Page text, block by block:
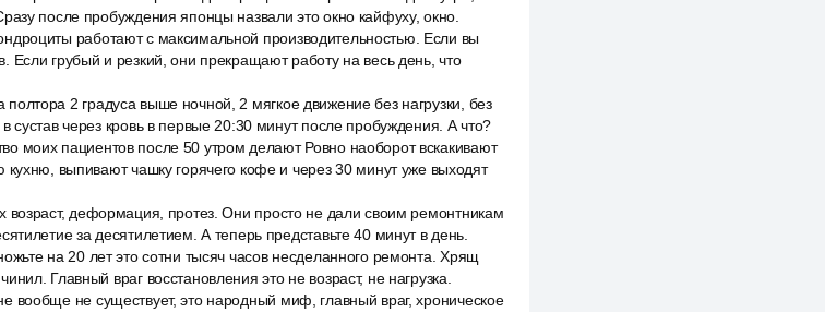
после пробуждения японцы назвали это окно кайфуху, окно.
работают с максимальной производительностью. Если вы
Если грубый и резкий, они прекращают работу на весь день, что
2 градуса выше ночной, 2 мягкое движение без нагрузки, без
сустав через кровь в первые 20:30 минут после пробуждения. А что?
моих пациентов после 50 утром делают Ровно наоборот вскакивают
кухню, выпивают чашку горячего кофе и через 30 минут уже выходят
возраст, деформация, протез. Они просто не дали своим ремонтникам
за десятилетием. А теперь представьте 40 минут в день.
на 20 лет это сотни тысяч часов несделанного ремонта. Хрящ
Главный враг восстановления это не возраст, не нагрузка.
вообще не существует, это народный миф, главный враг, хроническое